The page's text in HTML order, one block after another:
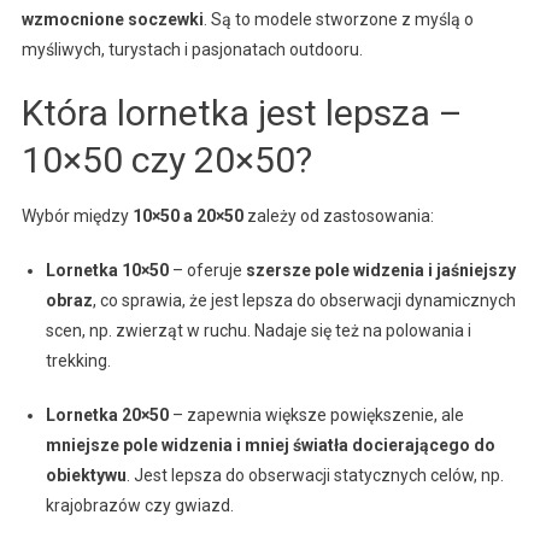
wzmocnione soczewki. Są to modele stworzone z myślą o
myśliwych, turystach i pasjonatach outdooru.
Która lornetka jest lepsza –
10×50 czy 20×50?
Wybór między 10×50 a 20×50zależy od zastosowania:
Lornetka 10×50– oferuje szersze pole widzenia i jaśniejszy
obraz, co sprawia, że jest lepsza do obserwacji dynamicznych
scen, np. zwierząt w ruchu. Nadaje się też na polowania i
trekking.
Lornetka 20×50– zapewnia większe powiększenie, ale
mniejsze pole widzenia i mniej światła docierającego do
obiektywu. Jest lepsza do obserwacji statycznych celów, np.
krajobrazów czy gwiazd.